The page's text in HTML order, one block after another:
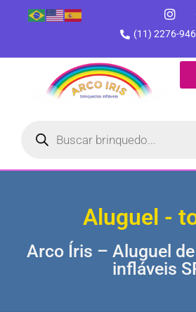
(11) 2276-
Aluguel -
Arco Íris – Aluguel
infláveis